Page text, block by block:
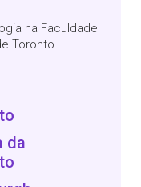
na Faculdade
Toronto
da